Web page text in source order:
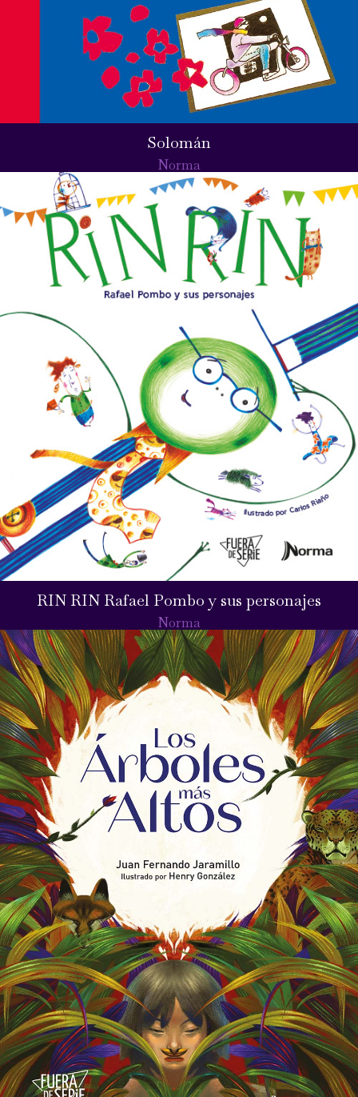
Solomán
Norma
RIN RIN Rafael Pombo y sus personajes
Norma